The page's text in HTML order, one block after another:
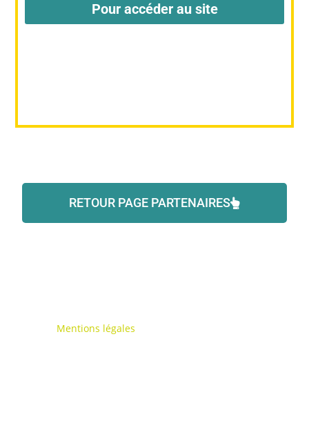
Pour accéder au site
RETOUR PAGE PARTENAIRES
Mentions légales